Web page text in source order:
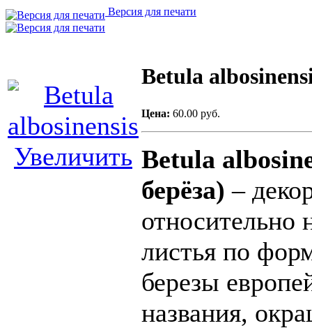
Версия для печати
Увеличить
Betula
Цена: 60.00 руб.
Betula
берёза) –
относительно
листья по
березы
названия,